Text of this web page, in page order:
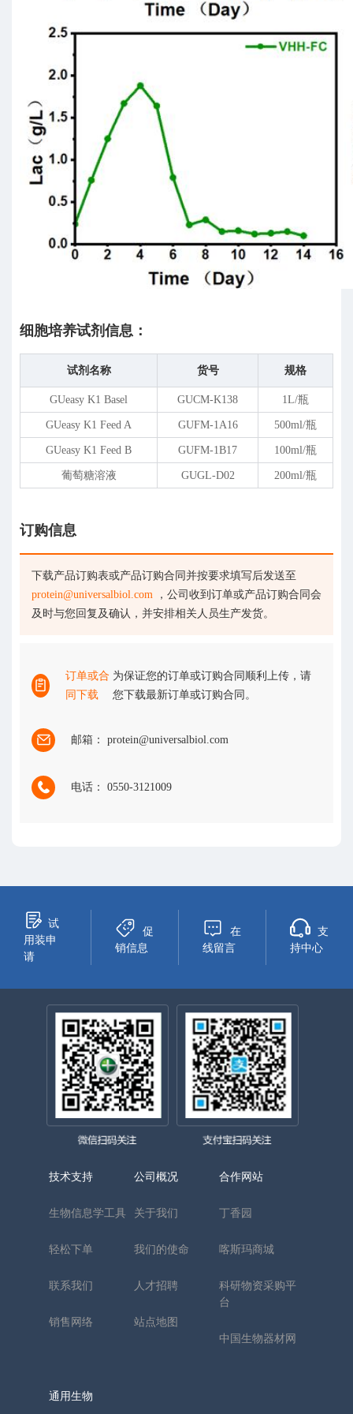
细胞培养试剂信息：
试剂名称 货号 规格
GUeasy K1 Basel GUCM-K138 1L/瓶
GUeasy K1 Feed A GUFM-1A16 500ml/瓶
GUeasy K1 Feed B GUFM-1B17 100ml/瓶
葡萄糖溶液 GUGL-D02 200ml/瓶
订购信息
下载产品订购表或产品订购合同并按要求填写后发送至
protein@universalbiol.com ，公司收到订单或产品订购合同会
及时与您回复及确认，并安排相关人员生产发货。
订单或合
同下载
为保证您的订单或订购合同顺利上传，请
您下载最新订单或订购合同。
邮箱： protein@universalbiol.com
电话： 0550-3121009
试
用装申
请
促
销信息
在
线留言
支
持中心
技术支持
生物信息学工具
轻松下单
联系我们
销售网络
公司概况
关于我们
我们的使命
人才招聘
站点地图
合作网站
丁香园
喀斯玛商城
科研物资采购平
台
中国生物器材网
通用生物